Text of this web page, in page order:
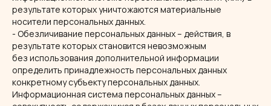
результате которых уничтожаются материальные
носители персональных данных.
- Обезличивание персональных данных – действия, в
результате которых становится невозможным
без использования дополнительной информации
определить принадлежность персональных данных
конкретному субъекту персональных данных.
Информационная система персональных данных –